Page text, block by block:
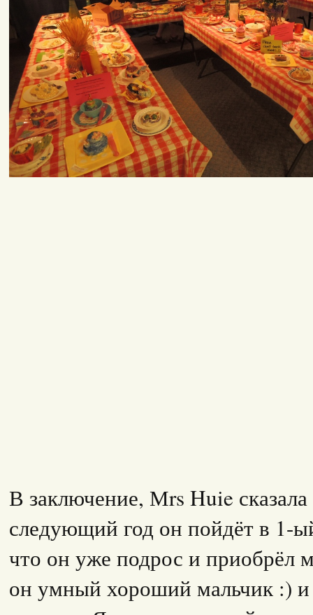
В заключение, Мrs Huie
следующий год он пойдёт в 1-
что он уже подрос и приобрёл
он умный хороший мальчик :) и